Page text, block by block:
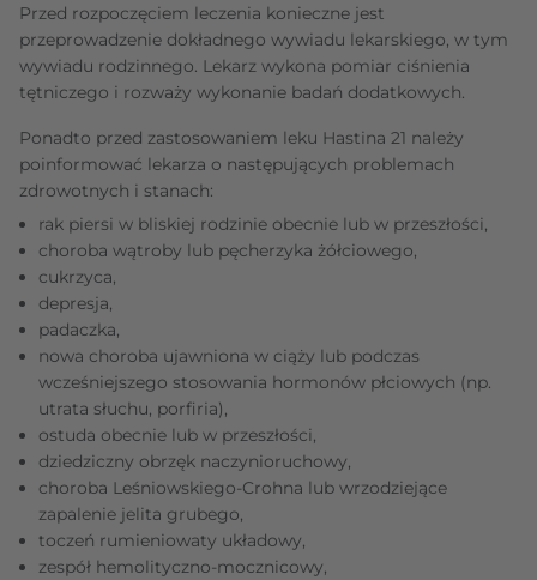
Przed rozpoczęciem leczenia konieczne jest
przeprowadzenie dokładnego wywiadu lekarskiego, w tym
wywiadu rodzinnego. Lekarz wykona pomiar ciśnienia
tętniczego i rozważy wykonanie badań dodatkowych.
Ponadto przed zastosowaniem leku Hastina 21 należy
poinformować lekarza o następujących problemach
zdrowotnych i stanach:
rak piersi w bliskiej rodzinie obecnie lub w przeszłości,
choroba wątroby lub pęcherzyka żółciowego,
cukrzyca,
depresja,
padaczka,
nowa choroba ujawniona w ciąży lub podczas
wcześniejszego stosowania hormonów płciowych (np.
utrata słuchu, porfiria),
ostuda obecnie lub w przeszłości,
dziedziczny obrzęk naczynioruchowy,
choroba Leśniowskiego-Crohna lub wrzodziejące
zapalenie jelita grubego,
toczeń rumieniowaty układowy,
zespół hemolityczno-mocznicowy,